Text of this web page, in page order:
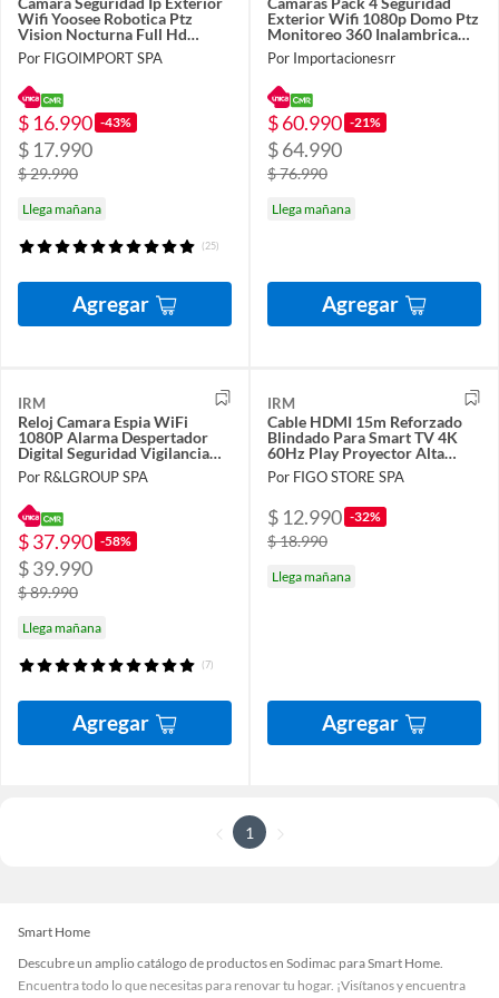
Wifi Yoosee Robotica Ptz
Vision Nocturna Full Hd
Audio FIGOIMPORT
Por FIGOIMPORT SPA
$ 16.990 -43%
$ 17.990
$ 29.990
Llega mañana
(25)
Agregar
Exterior Wifi 1080p Domo Ptz
Monitoreo 360 Inalambrica
Vision Nocturna Kit
Por Importacionesrr
$ 60.990 -21%
$ 64.990
$ 76.990
Llega mañana
Agregar
IRM
Reloj Camara Espia WiFi
1080P Alarma Despertador
Digital Seguridad Vigilancia
Oculta Casa R&L Group
Por R&LGROUP SPA
$ 37.990 -58%
$ 39.990
$ 89.990
Llega mañana
(7)
Agregar
IRM
Cable HDMI 15m Reforzado
Blindado Para Smart TV 4K
60Hz Play Proyector Alta
Velocidad FIGO STORE
Por FIGO STORE SPA
$ 12.990 -32%
$ 18.990
Llega mañana
Agregar
1
Smart Home
Descubre un amplio catálogo de productos en Sodimac para Smart Home.
Encuentra todo lo que necesitas para renovar tu hogar. ¡Visítanos y encuentra